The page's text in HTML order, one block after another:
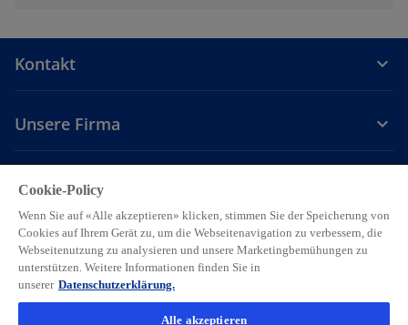
e
g
ö
f
f
n
e
t
Kontakt
Unsere Firma
Karriere
w
i
r
d
i
w
i
r
i
w
i
r
i
w
i
i
w
i
i
LegalPrivacyAccessibilityHilfeCookie Einstellungen
© 2026 KPMG AG, eine Schweizer Aktiengesellschaft, ist eine
Gruppengesellschaft der KPMG Holding LLP, die Mitglied der globalen
Cookie-Policy
Wenn Sie auf «Alle akzeptieren» klicken, stimmen Sie der Speicherung von
Cookies auf Ihrem Gerät zu, um die Webseitenavigation zu verbessern, die
Webseitenutzung zu analysieren und unsere Marketingbemühungen zu
unterstützen. Weitere Informationen finden Sie in
unserer Datenschutzerklärung.
Alle akzeptieren